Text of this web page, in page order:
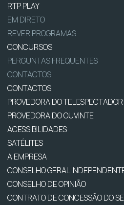
RTP PLAY
EM DIRETO
REVER PROGRAMAS
CONCURSOS
PERGUNTAS FREQUENTES
CONTACTOS
CONTACTOS
PROVEDORA DO TELESPECTADOR
PROVEDORA DO OUVINTE
ACESSIBILIDADES
SATÉLITES
A EMPRESA
CONSELHO GERAL
CONSELHO DE OPINIÃO
CONTRATO DE CONCESSÃO DO